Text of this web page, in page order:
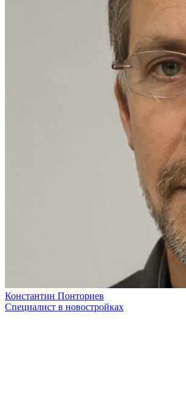
Константин Понториев
Специалист в новостройках